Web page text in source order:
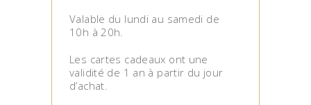
Valable du lundi au samedi de
10h à 20h.
Les cartes cadeaux ont une
validité de 1 an à partir du jour
d’achat.